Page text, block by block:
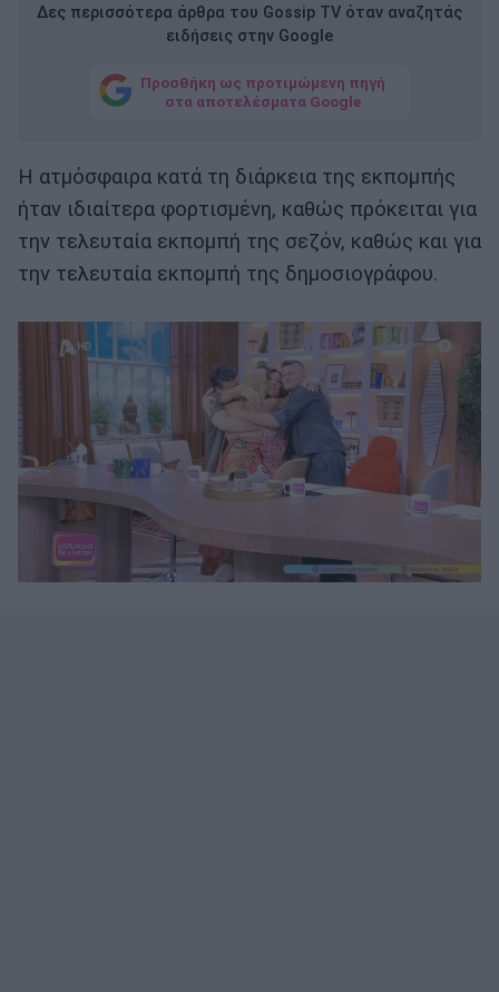
Δες περισσότερα άρθρα του Gossip TV όταν αναζητάς
ειδήσεις στην Google
Προσθήκη ως προτιμώμενη πηγή
στα αποτελέσματα Google
Η ατμόσφαιρα κατά τη διάρκεια της εκπομπής
ήταν ιδιαίτερα φορτισμένη, καθώς πρόκειται για
την τελευταία εκπομπή της σεζόν, καθώς και για
την τελευταία εκπομπή της δημοσιογράφου.